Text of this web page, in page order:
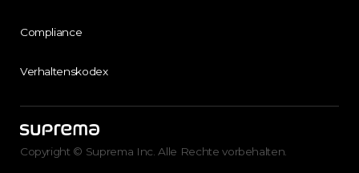
Compliance
Verhaltenskodex
Copyright © Suprema Inc. Alle Rechte vorbehalten.